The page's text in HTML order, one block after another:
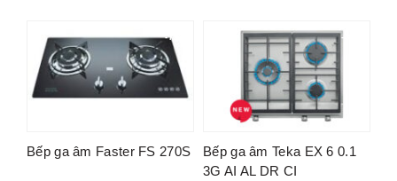
-79%
Bếp ga âm Faster FS 270S
-32%
Bếp ga âm Teka EX 6 0.1
3G AI AL DR CI